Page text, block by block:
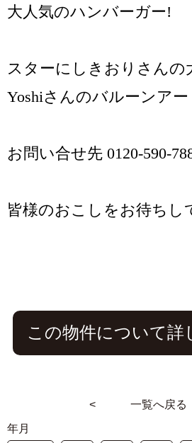
大人気のハンバーガー!
スターにしきおりさんの
Yoshiさんのバルーンアー
お問い合せ先 0120-590-
皆様のおこしをお待ちし
この物件について詳
< 一覧へ戻る
年月